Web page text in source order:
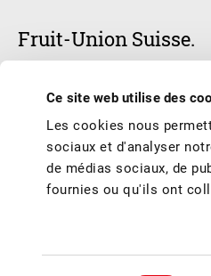
Ce site web utilise des
Les cookies nous
sociaux et d'analyser
de médias sociaux, de
fournies ou qu'ils ont
Fruit-Union Suisse.
de l’année.